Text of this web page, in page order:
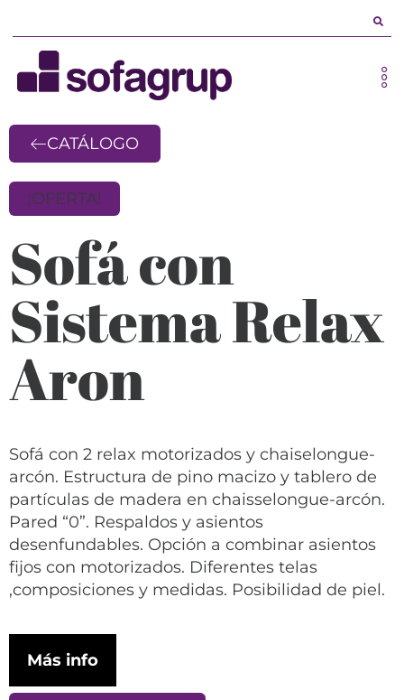
CATÁLOGO
¡OFERTA!
Sofá con
Sistema Relax
Aron
Sofá con 2 relax motorizados y chaiselongue-
arcón. Estructura de pino macizo y tablero de
partículas de madera en chaisselongue-arcón.
Pared “0”. Respaldos y asientos
desenfundables. Opción a combinar asientos
fijos con motorizados. Diferentes telas
,composiciones y medidas. Posibilidad de piel.
Más info